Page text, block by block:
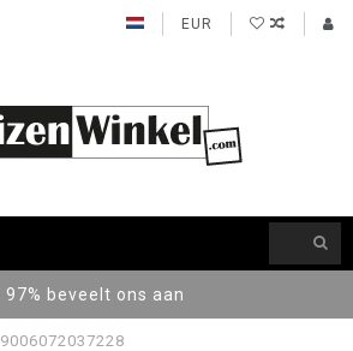
EUR
97% beveelt ons aan
9006072037228